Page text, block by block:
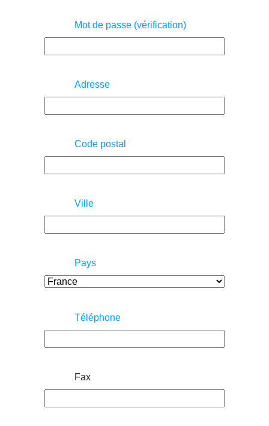
Mot de passe (vérification)
Adresse
Code postal
Ville
Pays
Téléphone
Fax